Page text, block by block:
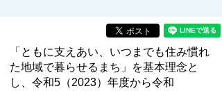
「ともに支えあい、いつまでも住み慣れ
た地域で暮らせるまち」を基本理念と
し、令和5（2023）年度から令和